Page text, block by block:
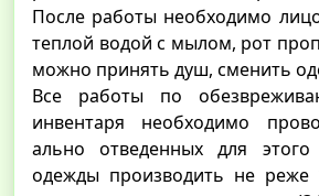
После работы необходимо
теплой водой с мылом, рот
можно принять душ, сменить
Все работы по
инвентаря необходимо
ально отведенных для этого
одежды производить не реже